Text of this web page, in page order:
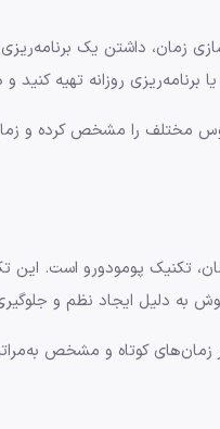
زمان، داشتن یک
برنامه‌ریزی روزانه تهیه
مختلف را مشخص کرده و
کوتاه و مشخص